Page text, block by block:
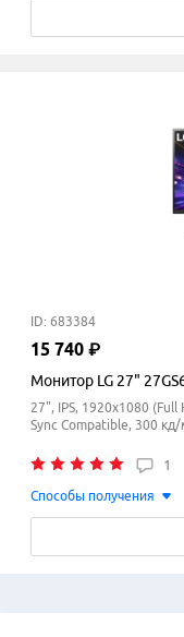
ID: 683384
15 740 ₽
Монитор LG 27"
27", IPS, 1920x1080 (Full
Sync Compatible, 300
1
Способы получения